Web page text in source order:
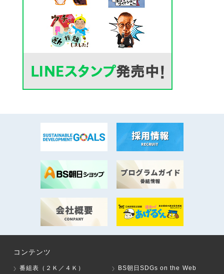
コンテンツ
番組表（２Ｋ／４Ｋ）
BS朝日SDGs on the Web